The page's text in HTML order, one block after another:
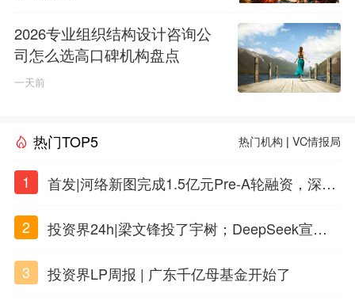
2026专业组织结构设计咨询公
司怎么选高口碑机构盘点
一天前
热门TOP5 热门机构 |VC情报局
1
首发|河络新图完成1.5亿元Pre-A轮融资，深耕i
2
投资界24h|梁文锋投了宇树；DeepSeek宣布
3
投资界LP周报 | 广东千亿母基金开始了